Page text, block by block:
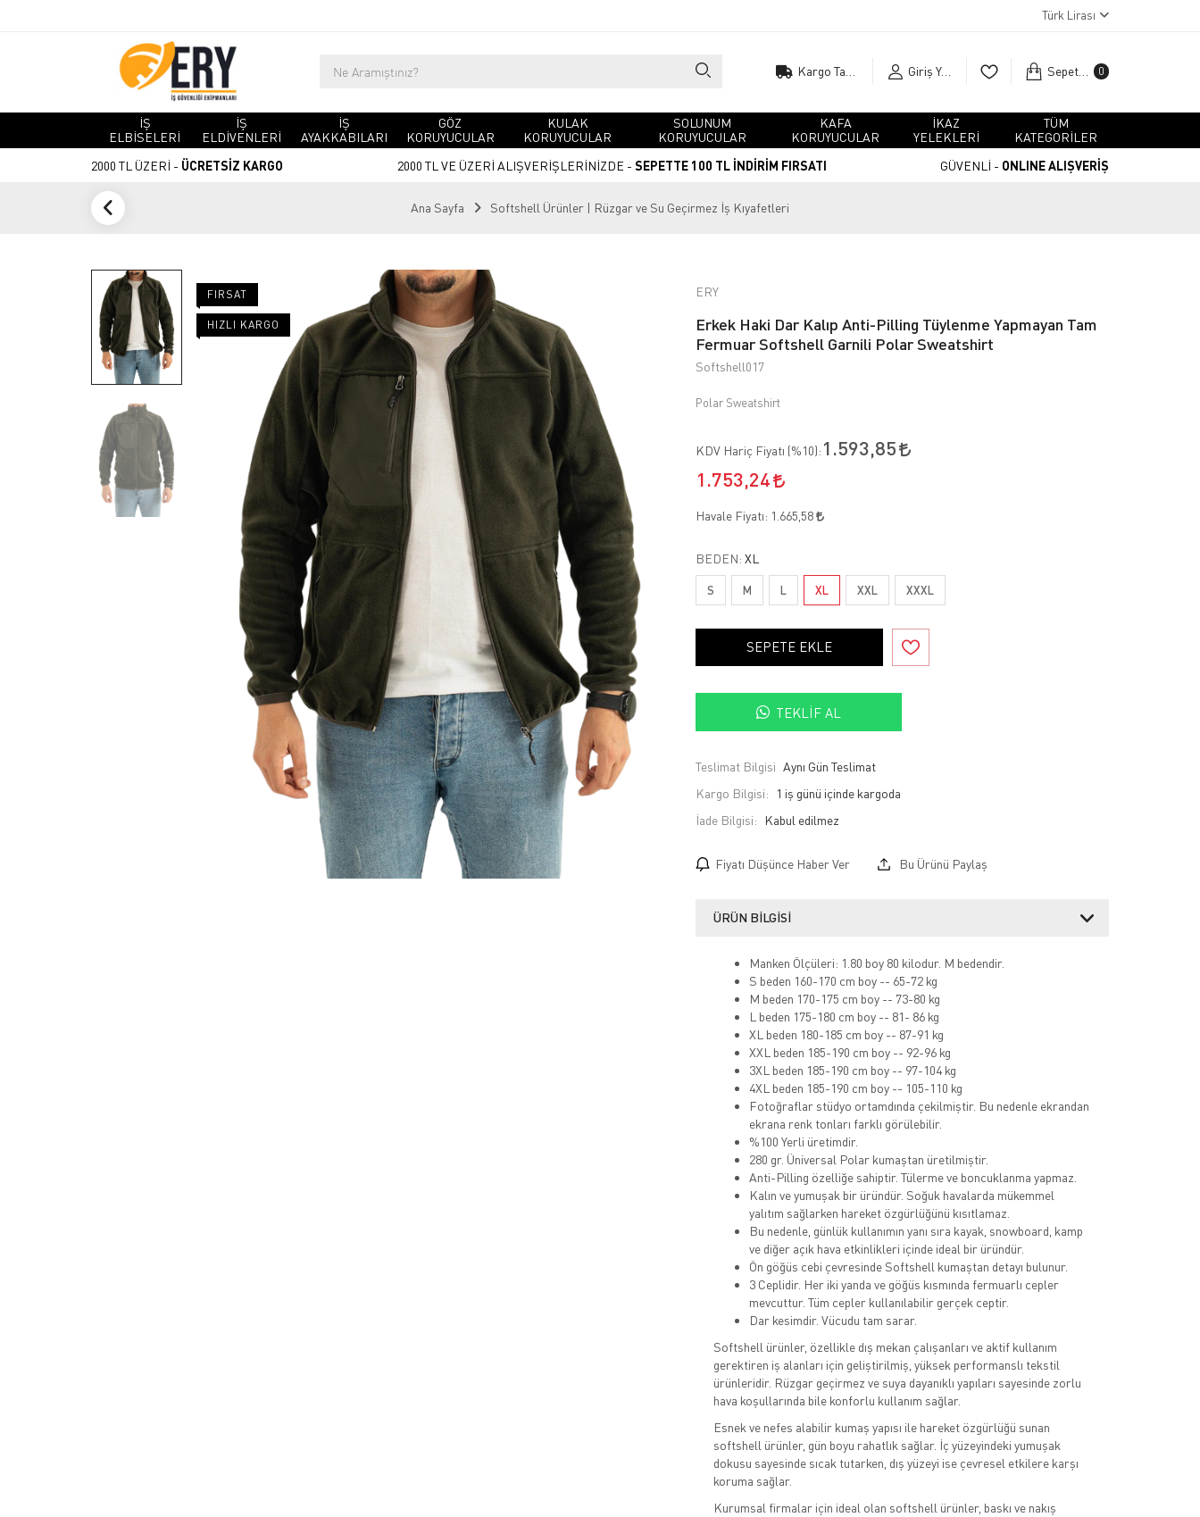
Türk Lirası
Giriş Yap Sepetim 0
İŞ
ELBİSELERİ
İŞ
ELDİVENLERİ
İŞ
AYAKKABILARI
GÖZ
KORUYUCULAR
KULAK
KORUYUCULAR
SOLUNUM
KORUYUCULAR
KAFA
KORUYUCULAR
İKAZ
YELEKLERİ
TÜM
KATEGORİLER
2000 TL ÜZERİ - ÜCRETSİZ KARGO 2000 TL VE ÜZERİ ALIŞVERİŞLERİNİZDE - SEPETTE 100 TL İNDİRİM FIRSATI GÜVENLİ - ONLINE ALIŞVERİŞ
Ana Sayfa Softshell Ürünler | Rüzgar ve Su Geçirmez İş Kıyafetleri
FIRSAT
HIZLI KARGO
ERY
Erkek Haki Dar Kalıp Anti-Pilling Tüylenme Yapmayan Tam
Fermuar Softshell Garnili Polar Sweatshirt
Softshell017
Polar Sweatshirt
KDV Hariç Fiyatı (%10): 1.593,85
1.753,24
Havale Fiyatı: 1.665,58
BEDEN: XL
S M L XL XXL XXXL
SEPETE EKLE
TEKLIF AL
Teslimat Bilgisi Aynı Gün Teslimat
Kargo Bilgisi:
1 iş günü içinde kargoda
İade Bilgisi:
Fiyatı Düşünce Haber Ver Bu Ürünü Paylaş
ÜRÜN BILGISI
Manken Ölçüleri: 1.80 boy 80 kilodur. M bedendir.
S beden 160-170 cm boy -- 65-72 kg
M beden 170-175 cm boy -- 73-80 kg
L beden 175-180 cm boy -- 81- 86 kg
XL beden 180-185 cm boy -- 87-91 kg
XXL beden 185-190 cm boy -- 92-96 kg
3XL beden 185-190 cm boy -- 97-104 kg
4XL beden 185-190 cm boy -- 105-110 kg
Fotoğraflar stüdyo ortamdında çekilmiştir. Bu nedenle ekrandan
ekrana renk tonları farklı görülebilir.
%100 Yerli üretimdir.
280 gr. Üniversal Polar kumaştan üretilmiştir.
Anti-Pilling özelliğe sahiptir. Tülerme ve boncuklanma yapmaz.
Kalın ve yumuşak bir üründür. Soğuk havalarda mükemmel
yalıtım sağlarken hareket özgürlüğünü kısıtlamaz.
Bu nedenle, günlük kullanımın yanı sıra kayak, snowboard, kamp
ve diğer açık hava etkinlikleri içinde ideal bir üründür.
Ön göğüs cebi çevresinde Softshell kumaştan detayı bulunur.
3 Ceplidir. Her iki yanda ve göğüs kısmında fermuarlı cepler
mevcuttur. Tüm cepler kullanılabilir gerçek ceptir.
Dar kesimdir. Vücudu tam sarar.
Softshell ürünler, özellikle dış mekan çalışanları ve aktif kullanım
gerektiren iş alanları için geliştirilmiş, yüksek performanslı tekstil
ürünleridir. Rüzgar geçirmez ve suya dayanıklı yapıları sayesinde zorlu
hava koşullarında bile konforlu kullanım sağlar.
Esnek ve nefes alabilir kumaş yapısı ile hareket özgürlüğü sunan
softshell ürünler, gün boyu rahatlık sağlar. İç yüzeyindeki yumuşak
dokusu sayesinde sıcak tutarken, dış yüzeyi ise çevresel etkilere karşı
koruma sağlar.
Kurumsal firmalar için ideal olan softshell ürünler, baskı ve nakış